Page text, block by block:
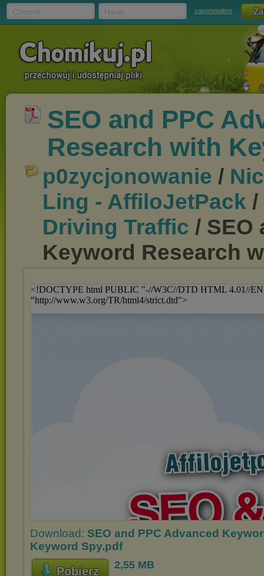
zapomniałem
SEO and PPC
Research with
p0zycjonowanie /
Ling - AffiloJetPack /
Driving Traffic / SEO
Keyword Research
Download: SEO and PPC Advanced
Keyword Spy.pdf
Pobierz 2,55 MB